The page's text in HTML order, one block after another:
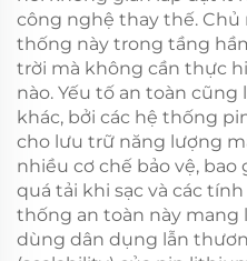
công nghệ thay thế. Chủ
thống này trong tầng
trời mà không cần thực
nào. Yếu tố an toàn
khác, bởi các hệ thống
cho lưu trữ năng lượng
nhiều cơ chế bảo vệ,
quá tải khi sạc và các
thống an toàn này mang
dùng dân dụng lẫn